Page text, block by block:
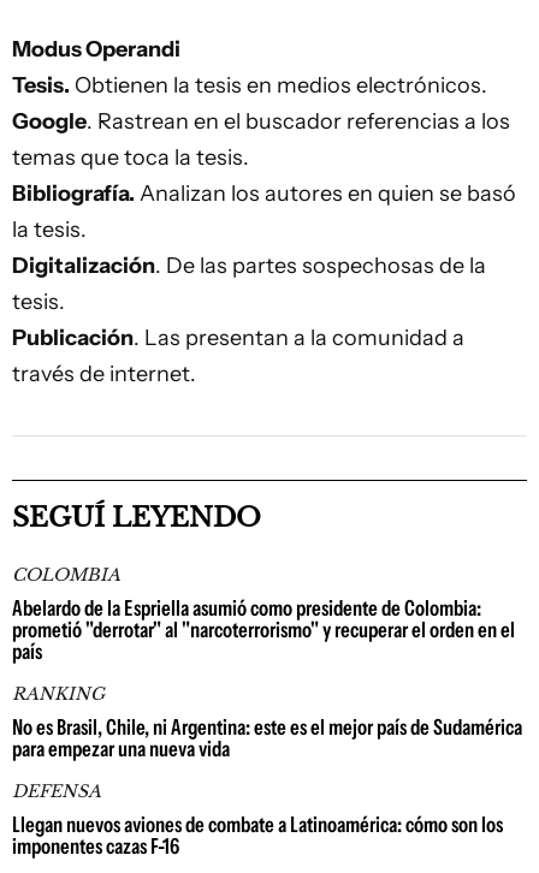
Modus Operandi
Tesis. Obtienen la tesis en medios electrónicos.
Google. Rastrean en el buscador referencias a los
temas que toca la tesis.
Bibliografía. Analizan los autores en quien se basó
la tesis.
Digitalización. De las partes sospechosas de la
tesis.
Publicación. Las presentan a la comunidad a
través de internet.
SEGUÍ LEYENDO
COLOMBIA
Abelardo de la Espriella asumió como presidente de Colombia:
prometió "derrotar" al "narcoterrorismo" y recuperar el orden en el
país
RANKING
No es Brasil, Chile, ni Argentina: este es el mejor país de Sudamérica
para empezar una nueva vida
DEFENSA
Llegan nuevos aviones de combate a Latinoamérica: cómo son los
imponentes cazas F-16